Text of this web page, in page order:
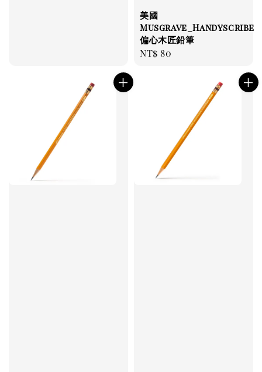
美國
Musgrave_Handyscribe
偏心木匠鉛筆
Regular
NT$ 80